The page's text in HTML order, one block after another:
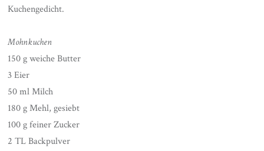
Kuchengedicht.
Mohnkuchen
150 g weiche Butter
3 Eier
50 ml Milch
180 g Mehl, gesiebt
100 g feiner Zucker
2 TL Backpulver